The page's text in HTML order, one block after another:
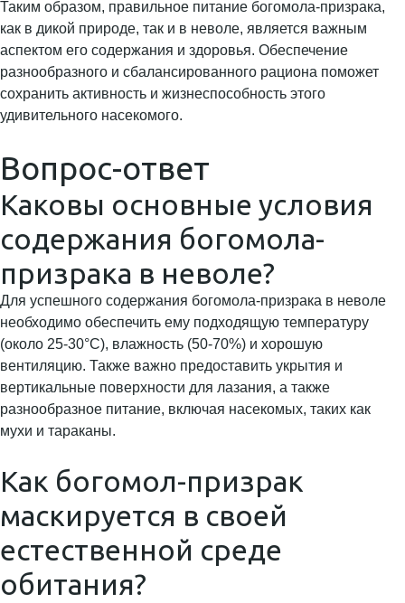
Таким образом, правильное питание богомола-призрака,
как в дикой природе, так и в неволе, является важным
аспектом его содержания и здоровья. Обеспечение
разнообразного и сбалансированного рациона поможет
сохранить активность и жизнеспособность этого
удивительного насекомого.
Вопрос-ответ
Каковы основные условия
содержания богомола-
призрака в неволе?
Для успешного содержания богомола-призрака в неволе
необходимо обеспечить ему подходящую температуру
(около 25-30°C), влажность (50-70%) и хорошую
вентиляцию. Также важно предоставить укрытия и
вертикальные поверхности для лазания, а также
разнообразное питание, включая насекомых, таких как
мухи и тараканы.
Как богомол-призрак
маскируется в своей
естественной среде
обитания?